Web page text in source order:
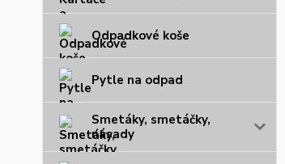
Odpadkové koše
Pytle na odpad
Smetáky, smetáčky,
násady